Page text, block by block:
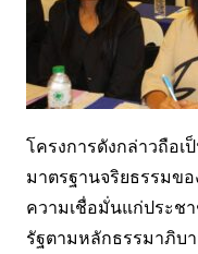
โครงการดังกล่าวถือ
มาตรฐานจริยธรรมข
ความเชื่อมั่นแก่ประช
รัฐตามหลักธรรมาภิบ